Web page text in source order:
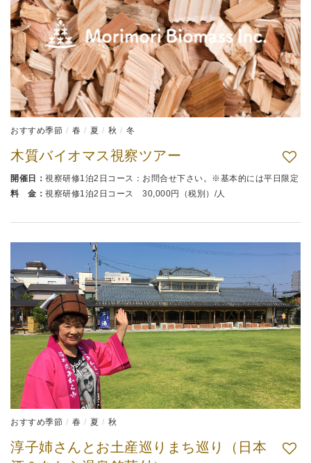
おすすめ季節 春 夏 秋 冬
木質バイオマス視察ツアー
開催日： 視察研修1泊2日コース：お問合せ下さい。※基本的には平日限定
料 金： 視察研修1泊2日コース 30,000円（税別）/人
おすすめ季節 春 夏 秋
淳子姉さんとお土産巡りまち巡り（日本